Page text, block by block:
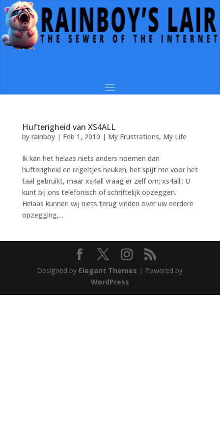
Hufterigheid van XS4ALL
by rainboy| Feb 1, 2010 | My Frustrations, My Life
Ik kan het helaas niets anders noemen dan
hufterigheid en regeltjes neuken; het spijt me voor het
taal gebruikt, maar xs4all vraag er zelf om; xs4all:: U
kunt bij ons telefonisch of schriftelijk opzeggen.
Helaas kunnen wij niets terug vinden over uw eerdere
opzegging,...
Designed by Elegant Themes | Powered by
WordPress